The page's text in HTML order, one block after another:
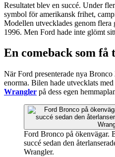
Resultatet blev en succé. Under
symbol för amerikansk frihet,
Modellen utvecklades genom flera
1996. Men Ford hade inte glömt
En comeback som
När Ford presenterade nya
enorma. Bilen hade utvecklats
Wrangler på dess egen
Ford Bronco på ökenvägar.
succé sedan den
Wrangler.